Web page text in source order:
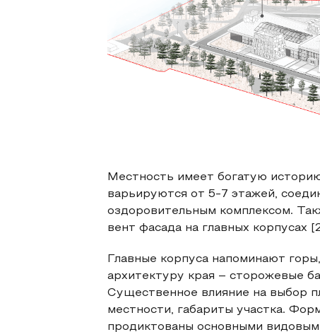
Местность имеет богатую
варьируются от 5-7 этажей,
оздоровительным комплексом.
вент фасада на главных корпусах
Главные корпуса напоминают
архитектуру края – сторожевые
Существенное влияние на выбор
местности, габариты участка.
продиктованы основными